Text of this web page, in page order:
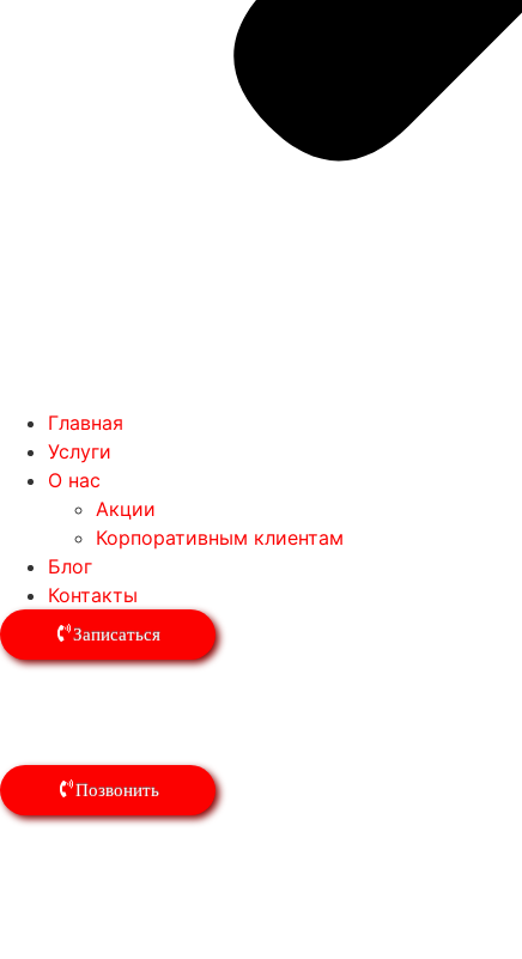
Главная
Услуги
О нас
Акции
Корпоративным клиентам
Блог
Контакты
Записаться
Позвонить